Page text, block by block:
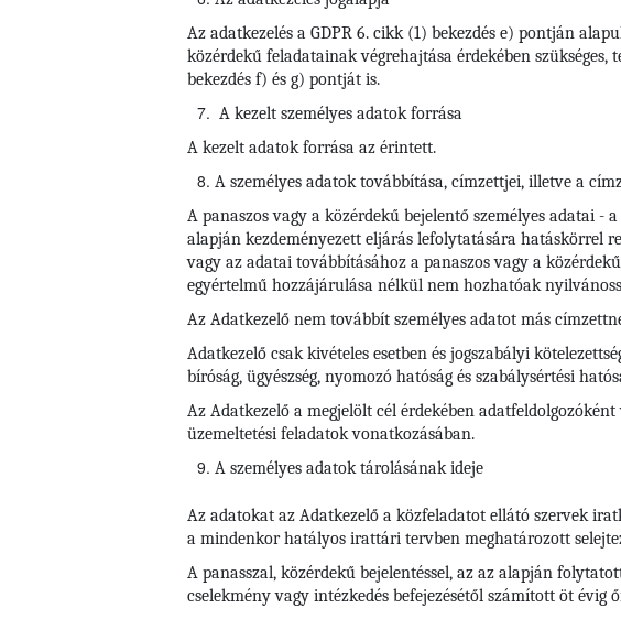
Az adatkezelés a GDPR 6. cikk (1) bekezdés e) pontján
közérdekű feladatainak végrehajtása érdekében szükséges,
bekezdés f) és g) pontját is.
A kezelt személyes adatok forrása
A kezelt adatok forrása az érintett.
A személyes adatok továbbítása, címzettjei, illetve a
A panaszos vagy a közérdekű bejelentő személyes adatai -
alapján kezdeményezett eljárás lefolytatására hatáskörrel
vagy az adatai továbbításához a panaszos vagy a
egyértelmű hozzájárulása nélkül nem hozhatóak
Az Adatkezelő nem továbbít személyes adatot más
Adatkezelő csak kivételes esetben és jogszabályi
bíróság, ügyészség, nyomozó hatóság és szabálysértési
Az Adatkezelő a megjelölt cél érdekében
üzemeltetési feladatok vonatkozásában.
A személyes adatok tárolásának ideje
Az adatokat az Adatkezelő a közfeladatot ellátó szervek
a mindenkor hatályos irattári tervben meghatározott
A panasszal, közérdekű bejelentéssel, az az alapján
cselekmény vagy intézkedés befejezésétől számított öt évig